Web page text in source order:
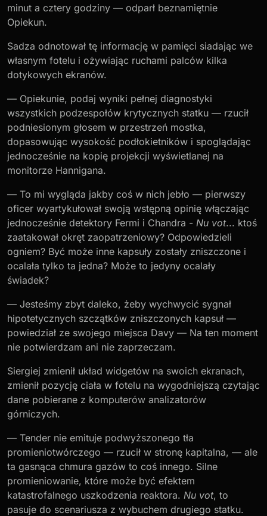
minut a cztery godziny — odparł beznamiętnie
Opiekun.
Sadza odnotował tę informację w pamięci siadając we
własnym fotelu i ożywiając ruchami palców kilka
dotykowych ekranów.
— Opiekunie, podaj wyniki pełnej diagnostyki
wszystkich podzespołów krytycznych statku — rzucił
podniesionym głosem w przestrzeń mostka,
dopasowując wysokość podłokietników i spoglądając
jednocześnie na kopię projekcji wyświetlanej na
monitorze Hannigana.
— To mi wygląda jakby coś w nich jebło — pierwszy
oficer wyartykułował swoją wstępną opinię włączając
jednocześnie detektory Fermi i Chandra - Nu vot... ktoś
zaatakował okręt zaopatrzeniowy? Odpowiedzieli
ogniem? Być może inne kapsuły zostały zniszczone i
ocalała tylko ta jedna? Może to jedyny ocalały
świadek?
— Jesteśmy zbyt daleko, żeby wychwycić sygnał
hipotetycznych szczątków zniszczonych kapsuł —
powiedział ze swojego miejsca Davy — Na ten moment
nie potwierdzam ani nie zaprzeczam.
Siergiej zmienił układ widgetów na swoich ekranach,
zmienił pozycję ciała w fotelu na wygodniejszą czytając
dane pobierane z komputerów analizatorów
górniczych.
— Tender nie emituje podwyższonego tła
promieniotwórczego — rzucił w stronę kapitalna, — ale
ta gasnąca chmura gazów to coś innego. Silne
promieniowanie, które może być efektem
katastrofalnego uszkodzenia reaktora. Nu vot, to
pasuje do scenariusza z wybuchem drugiego statku.